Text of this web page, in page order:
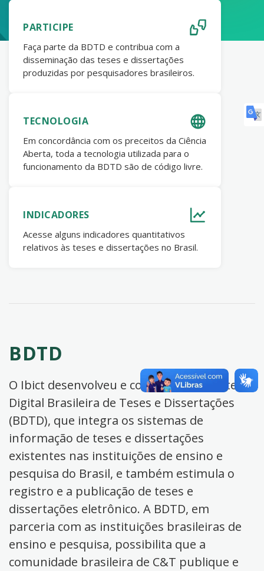
PARTICIPE
Faça parte da BDTD e contribua com a
disseminação das teses e dissertações
produzidas por pesquisadores brasileiros.
TECNOLOGIA
Em concordância com os preceitos da Ciência
Aberta, toda a tecnologia utilizada para o
funcionamento da BDTD são de código livre.
INDICADORES
Acesse alguns indicadores quantitativos
relativos às teses e dissertações no Brasil.
BDTD
O Ibict desenvolveu e coordena a Biblioteca
Digital Brasileira de Teses e Dissertações
(BDTD), que integra os sistemas de
informação de teses e dissertações
existentes nas instituições de ensino e
pesquisa do Brasil, e também estimula o
registro e a publicação de teses e
dissertações eletrônico. A BDTD, em
parceria com as instituições brasileiras de
ensino e pesquisa, possibilita que a
comunidade brasileira de C&T publique e